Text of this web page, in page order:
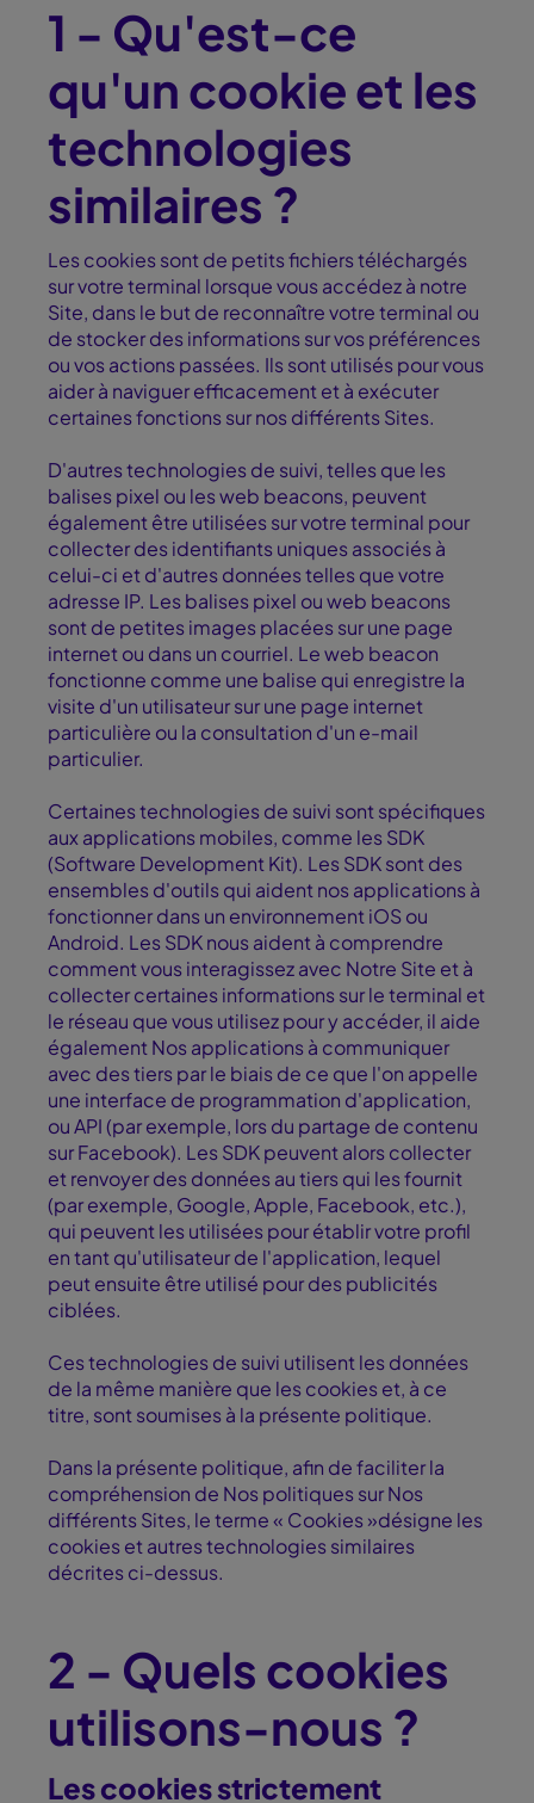
1 - Qu'est-ce
qu'un cookie et les
technologies
similaires ?
Les cookies sont de petits fichiers téléchargés
sur votre terminal lorsque vous accédez à notre
Site, dans le but de reconnaître votre terminal ou
de stocker des informations sur vos préférences
ou vos actions passées. Ils sont utilisés pour vous
aider à naviguer efficacement et à exécuter
certaines fonctions sur nos différents Sites.
D'autres technologies de suivi, telles que les
balises pixel ou les web beacons, peuvent
également être utilisées sur votre terminal pour
collecter des identifiants uniques associés à
celui-ci et d'autres données telles que votre
adresse IP. Les balises pixel ou web beacons
sont de petites images placées sur une page
internet ou dans un courriel. Le web beacon
fonctionne comme une balise qui enregistre la
visite d'un utilisateur sur une page internet
particulière ou la consultation d'un e-mail
particulier.
Certaines technologies de suivi sont spécifiques
aux applications mobiles, comme les SDK
(Software Development Kit). Les SDK sont des
ensembles d'outils qui aident nos applications à
fonctionner dans un environnement iOS ou
Android. Les SDK nous aident à comprendre
comment vous interagissez avec Notre Site et à
collecter certaines informations sur le terminal et
le réseau que vous utilisez pour y accéder, il aide
également Nos applications à communiquer
avec des tiers par le biais de ce que l'on appelle
une interface de programmation d'application,
ou API (par exemple, lors du partage de contenu
sur Facebook). Les SDK peuvent alors collecter
et renvoyer des données au tiers qui les fournit
(par exemple, Google, Apple, Facebook, etc.),
qui peuvent les utilisées pour établir votre profil
en tant qu'utilisateur de l'application, lequel
peut ensuite être utilisé pour des publicités
ciblées.
Ces technologies de suivi utilisent les données
de la même manière que les cookies et, à ce
titre, sont soumises à la présente politique.
Dans la présente politique, afin de faciliter la
compréhension de Nos politiques sur Nos
différents Sites, le terme « Cookies »désigne les
cookies et autres technologies similaires
décrites ci-dessus.
2 - Quels cookies
utilisons-nous ?
Les cookies strictement